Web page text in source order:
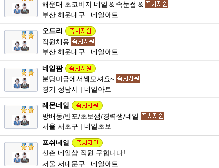
해운대 초코비지 네일 & 속눈썹 &
부산 해운대구 | 네일아트
오드리
직원채용
부산 해운대구 | 네일아트
네일팜
분당미금에서쌤모셔요~
경기 성남시 | 네일아트
레몬네일
방배동/반포/초보샘/경력샘/네일
서울 서초구 | 네일초보
포쉬네일
신촌 네일샵 직원 구합니다!
서울 서대문구 | 네일아트